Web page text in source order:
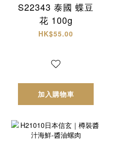
S22343 泰國 蝶豆
花 100g
HK$55.00
加入購物車